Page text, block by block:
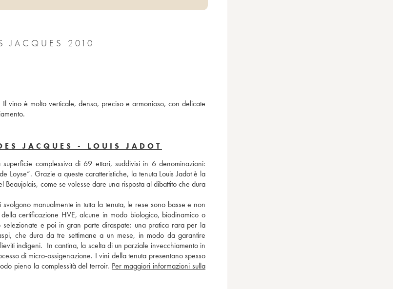
JACQUES 2010
vino è molto verticale, denso, preciso e armonioso, con delicate
JACQUES - LOUIS JADOT
complessiva di 69 ettari, suddivisi in 6 denominazioni:
Loyse”. Grazie a queste caratteristiche, la tenuta Louis Jadot è la
come se volesse dare una risposta al dibattito che dura
manualmente in tutta la tenuta, le rese sono basse e non
certificazione HVE, alcune in modo biologico, biodinamico o
e poi in gran parte diraspate: una pratica rara per la
che dura da tre settimane a un mese, in modo da garantire
indigeni.  In cantina, la scelta di un parziale invecchiamento in
di micro-ossigenazione. I vini della tenuta presentano spesso
pieno la complessità del terroir. Per maggiori informazioni sulla